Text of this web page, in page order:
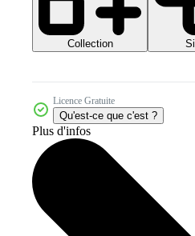
Collection
Licence Gratuite
Qu'est-ce que c'est ?
Plus d'infos